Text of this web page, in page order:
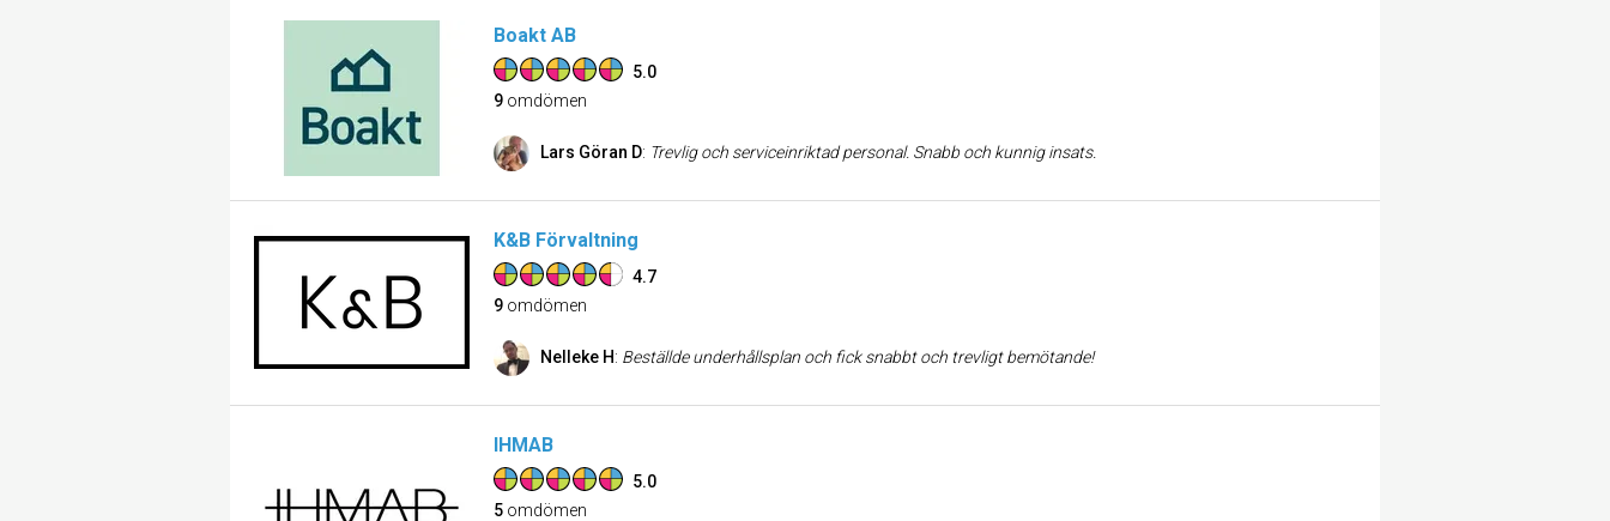
Boakt AB
5.0
9 omdömen
Lars Göran D: Trevlig och serviceinriktad personal. Snabb och kunnig insats.
K&B Förvaltning
4.7
9 omdömen
Nelleke H: Beställde underhållsplan och fick snabbt och trevligt bemötande!
IHMAB
5.0
5 omdömen